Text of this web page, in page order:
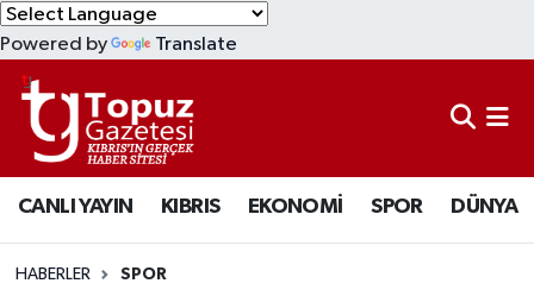
Powered by Translate
CANLI YAYIN KIBRIS EKONOMİ SPOR DÜNYA
HABERLER SPOR
KIBRIS
DÜNYA
EKONOMİ
MAGAZİN
Lefkoşa Nöbetçi Eczaneler
Lefkoşa Hava Durumu
Lefkoşa Trafik Yoğunluk Haritası
Süper Lig Puan Durumu ve Fikstür